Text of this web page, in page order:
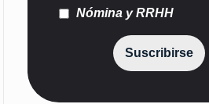
Nómina y RRHH
Suscribirse